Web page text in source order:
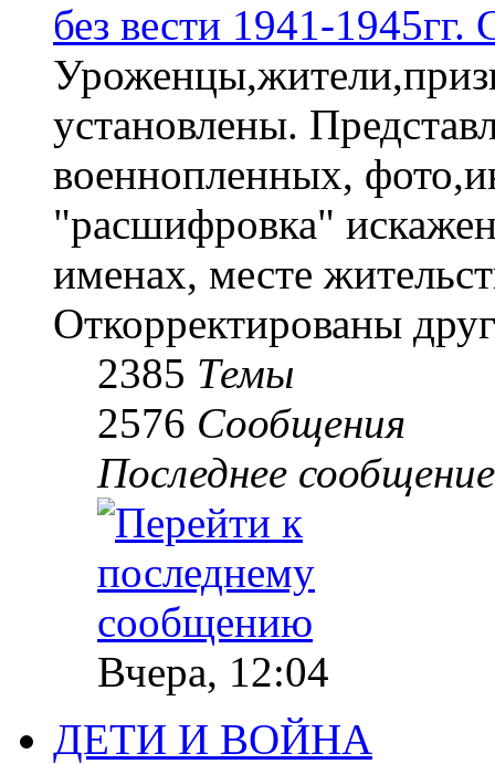
без вести 1941-
установлены.
военнопленных,
"расшифровка"
именах, месте
Откорректированы
2385 Темы
2576 Сообщения
Последнее сообщение
Вчера, 12:04
ДЕТИ И ВОЙНА